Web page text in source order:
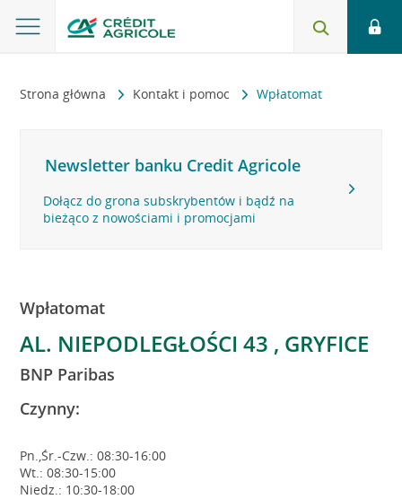
Strona główna Kontakt i pomoc Wpłatomat
Newsletter banku Credit Agricole
Dołącz do grona subskrybentów i bądź na
bieżąco z nowościami i promocjami
Wpłatomat
AL. NIEPODLEGŁOŚCI 43 , GRYFICE
BNP Paribas
Czynny:
Pn.,Śr.-Czw.: 08:30-16:00
Wt.: 08:30-15:00
Niedz.: 10:30-18:00